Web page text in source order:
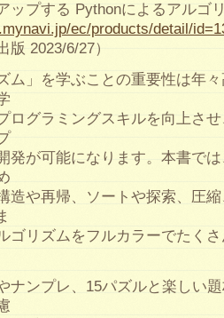
ップする Pythonによるアルゴ
ec/products/detail/
版 2023/6/27）
ム」を学ぶことの重要性は年
ログラミングスキルを向上さ
発が可能になります。本書で
造や再帰、ソートや探索、圧
ゴリズムをフルカラーでたく
ナンプレ、15パズルと楽しい